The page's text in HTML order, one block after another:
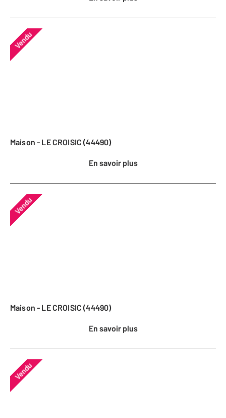
Vendu
Maison - LE CROISIC (44490)
En savoir plus
Vendu
Maison - LE CROISIC (44490)
En savoir plus
Vendu